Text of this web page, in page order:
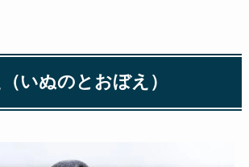
いぬのとおぼえ）